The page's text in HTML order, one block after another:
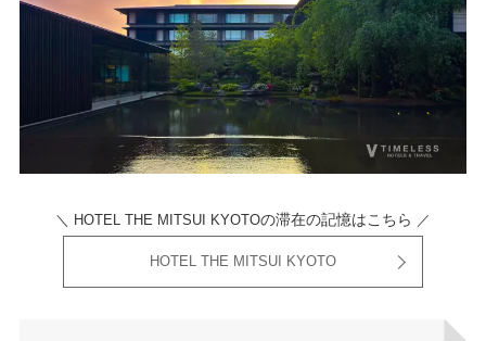
＼ HOTEL THE MITSUI KYOTOの滞在の記憶はこちら ／
HOTEL THE MITSUI KYOTO